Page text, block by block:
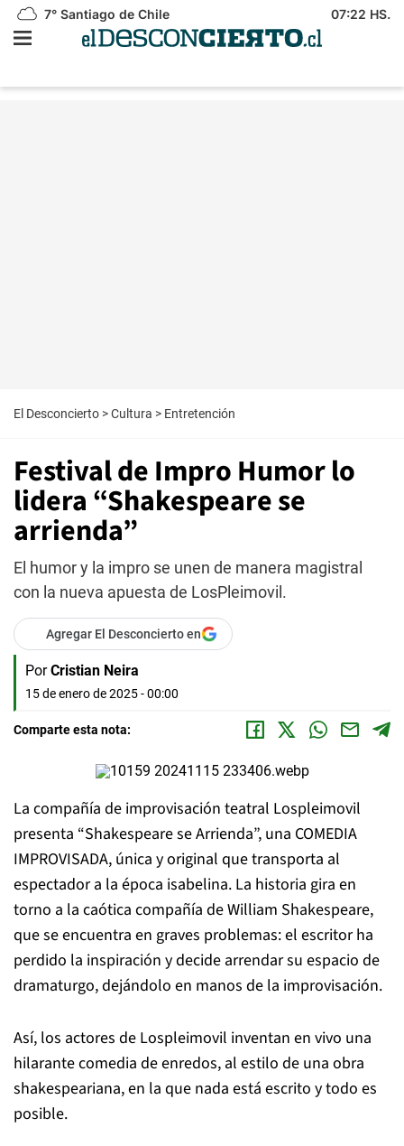
7° Santiago de Chile 07:22 HS.
El Desconcierto >Cultura > Entretención
Festival de Impro Humor lo
lidera “Shakespeare se
arrienda”
El humor y la impro se unen de manera magistral
con la nueva apuesta de LosPleimovil.
Agregar El Desconcierto en
Por Cristian Neira
15 de enero de 2025 - 00:00
Comparte esta nota:
La compañía de improvisación teatral Lospleimovil
presenta “Shakespeare se Arrienda”, una COMEDIA
IMPROVISADA, única y original que transporta al
espectador a la época isabelina. La historia gira en
torno a la caótica compañía de William Shakespeare,
que se encuentra en graves problemas: el escritor ha
perdido la inspiración y decide arrendar su espacio de
dramaturgo, dejándolo en manos de la improvisación.
Así, los actores de Lospleimovil inventan en vivo una
hilarante comedia de enredos, al estilo de una obra
shakespeariana, en la que nada está escrito y todo es
posible.